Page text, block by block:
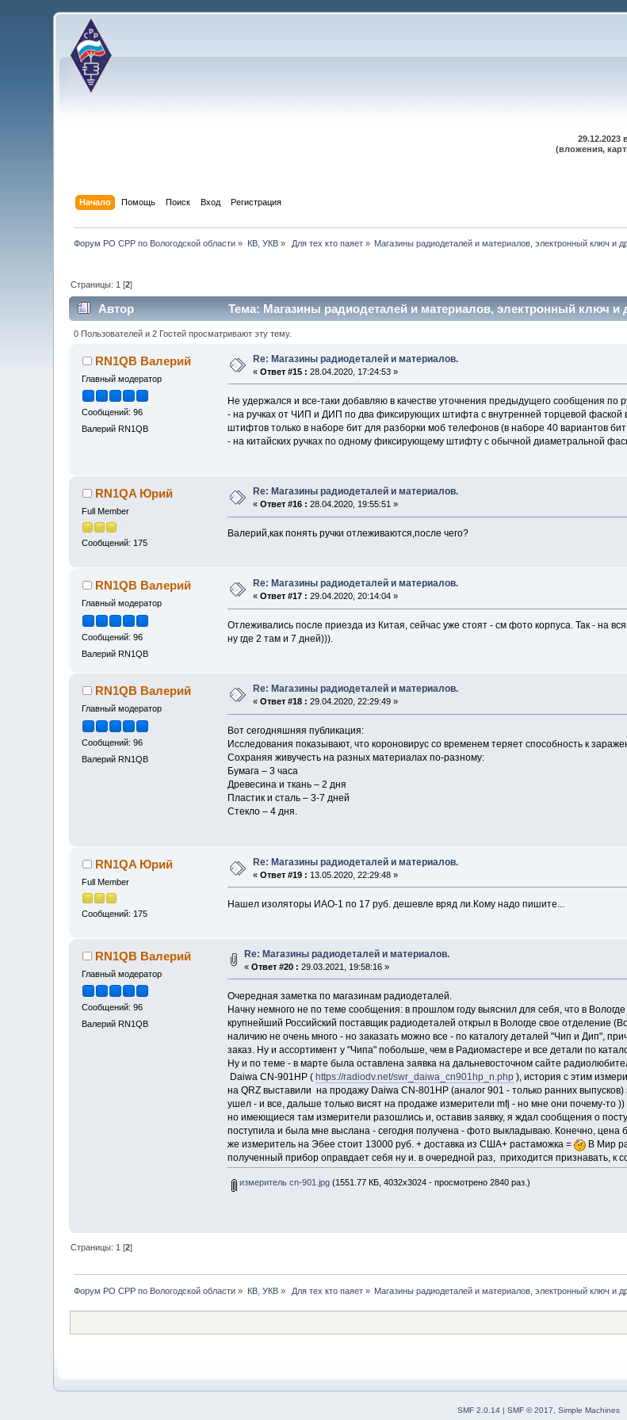
29.12.2023
(вложения,
Начало Помощь Поиск Вход Регистрация
Форум РО СРР по Вологодской области » КВ, УКВ» Для тех кто паяет » Магазины радиодеталей и материалов, электронный ключ и
Страницы: 1 [2]
Автор Тема: Магазины радиодеталей и материалов, электронный ключ и
0 Пользователей и 2 Гостей просматривают эту тему.
RN1QB Валерий
Главный модератор
Сообщений: 96
Валерий RN1QB
Re: Магазины радиодеталей и материалов.
«Ответ #15 : 28.04.2020, 17:24:53 »
Не удержался и все-таки добавляю в качестве уточнения предыдущего сообщения по
- на ручках от ЧИП и ДИП по два фиксирующих штифта с внутренней торцевой фаской
штифтов только в наборе бит для разборки моб телефонов (в наборе 40 вариантов
- на китайских ручках по одному фиксирующему штифту с обычной диаметральной
RN1QA Юрий
Full Member
Сообщений: 175
Re: Магазины радиодеталей и материалов.
«Ответ #16 : 28.04.2020, 19:55:51 »
Валерий,как понять ручки отлеживаются,после чего?
RN1QB Валерий
Главный модератор
Сообщений: 96
Валерий RN1QB
Re: Магазины радиодеталей и материалов.
«Ответ #17 : 29.04.2020, 20:14:04 »
Отлеживались после приезда из Китая, сейчас уже стоят - см фото корпуса. Так - на
ну где 2 там и 7 дней))).
RN1QB Валерий
Главный модератор
Сообщений: 96
Валерий RN1QB
Re: Магазины радиодеталей и материалов.
«Ответ #18 : 29.04.2020, 22:29:49 »
Вот сегодняшняя публикация:
Исследования показывают, что короновирус со временем теряет способность к
Сохраняя живучесть на разных материалах по-разному:
Бумага – 3 часа
Древесина и ткань – 2 дня
Пластик и сталь – 3-7 дней
Стекло – 4 дня.
RN1QA Юрий
Full Member
Сообщений: 175
Re: Магазины радиодеталей и материалов.
«Ответ #19 : 13.05.2020, 22:29:48 »
Нашел изоляторы ИАО-1 по 17 руб. дешевле вряд ли.Кому надо пишите...
RN1QB Валерий
Главный модератор
Сообщений: 96
Валерий RN1QB
Re: Магазины радиодеталей и материалов.
«Ответ #20 : 29.03.2021, 19:58:16 »
Очередная заметка по магазинам радиодеталей.
Начну немного не по теме сообщения: в прошлом году выяснил для себя, что в
крупнейший Российский поставщик радиодеталей открыл в Вологде свое отделение
наличию не очень много - но заказать можно все - по каталогу деталей "Чип и Дип",
заказ. Ну и ассортимент у "Чипа" побольше, чем в Радиомастере и все детали по
Ну и по теме - в марте была оставлена заявка на дальневосточном сайте
Daiwa CN-901HP ( https://radiodv.net/swr_daiwa_cn901hp_n.php), история с этим
на QRZ выставили на продажу Daiwa CN-801HP (аналог 901 - только ранних выпусков)
ушел - и все, дальше только висят на продаже измерители mfj - но мне они почему-
но имеющиеся там измерители разошлись и, оставив заявку, я ждал сообщения о
поступила и была мне выслана - сегодня получена - фото выкладываю. Конечно,
же измеритель на Эбее стоит 13000 руб. + доставка из США+ растаможка =
В Мир
полученный прибор оправдает себя ну и. в очередной раз, приходится признавать, к
измеритель cn-901.jpg (1551.77 КБ, 4032x3024 - просмотрено 2840 раз.)
Страницы: 1 [2]
Форум РО СРР по Вологодской области » КВ, УКВ» Для тех кто паяет » Магазины радиодеталей и материалов, электронный ключ и
SMF 2.0.14 | SMF © 2017
Simple Machines